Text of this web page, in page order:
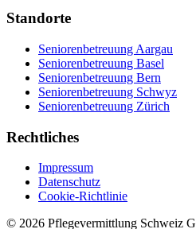
Standorte
Seniorenbetreuung Aargau
Seniorenbetreuung Basel
Seniorenbetreuung Bern
Seniorenbetreuung Schwyz
Seniorenbetreuung Zürich
Rechtliches
Impressum
Datenschutz
Cookie-Richtlinie
© 2026 Pflegevermittlung Schweiz